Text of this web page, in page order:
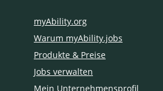
myAbility.org
Warum myAbility.jobs
Produkte & Preise
Jobs verwalten
Mein Unternehmensprofil